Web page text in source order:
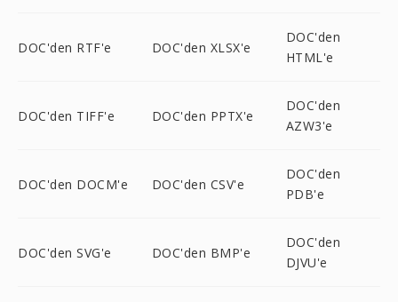
DOC'den RTF'e DOC'den XLSX'e
DOC'den
HTML'e
DOC'den TIFF'e DOC'den PPTX'e
DOC'den
AZW3'e
DOC'den DOCM'e DOC'den CSV'e
DOC'den
PDB'e
DOC'den SVG'e DOC'den BMP'e
DOC'den
DJVU'e